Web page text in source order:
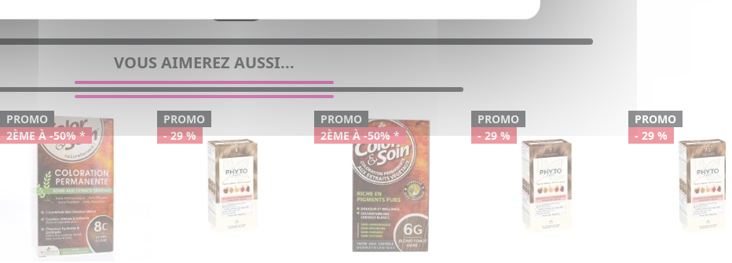
VOUS AIMEREZ AUSSI...
PROMO
2ÈME À -50% *
PROMO
- 29 %
PROMO
2ÈME À -50% *
PROMO
- 29 %
PROMO
- 29 %